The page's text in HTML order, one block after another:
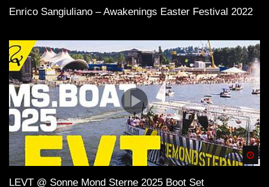
Enrico Sangiuliano – Awakenings Easter Festival 2022
LEVT @ Sonne Mond Sterne 2025 Boot Set